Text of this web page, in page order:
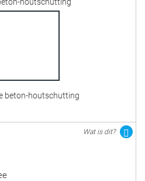
beton-houtschutting
Wat is dit?